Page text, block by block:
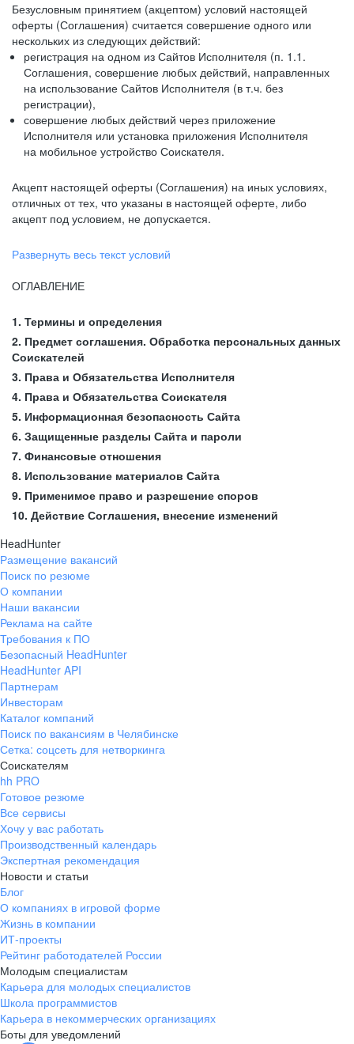
Безусловным принятием (акцептом) условий настоящей
оферты (Соглашения) считается совершение одного или
нескольких из следующих действий:
регистрация на одном из Сайтов Исполнителя (п. 1.1.
Соглашения, совершение любых действий, направленных
на использование Сайтов Исполнителя (в т.ч. без
регистрации),
совершение любых действий через приложение
Исполнителя или установка приложения Исполнителя
на мобильное устройство Соискателя.
Акцепт настоящей оферты (Соглашения) на иных условиях,
отличных от тех, что указаны в настоящей оферте, либо
акцепт под условием, не допускается.
Развернуть весь текст условий
ОГЛАВЛЕНИЕ
1. Термины и определения
2. Предмет соглашения. Обработка персональных данных
Соискателей
3. Права и Обязательства Исполнителя
4. Права и Обязательства Соискателя
5. Информационная безопасность Сайта
6. Защищенные разделы Сайта и пароли
7. Финансовые отношения
8. Использование материалов Сайта
9. Применимое право и разрешение споров
10. Действие Соглашения, внесение изменений
HeadHunter
Размещение вакансий
Поиск по резюме
О компании
Наши вакансии
Реклама на сайте
Требования к ПО
Безопасный HeadHunter
HeadHunter API
Партнерам
Инвесторам
Каталог компаний
Поиск по вакансиям в Челябинске
Сетка: соцсеть для нетворкинга
Соискателям
hh PRO
Готовое резюме
Все сервисы
Хочу у вас работать
Производственный календарь
Экспертная рекомендация
Новости и статьи
Блог
О компаниях в игровой форме
Жизнь в компании
ИТ-проекты
Рейтинг работодателей России
Молодым специалистам
Карьера для молодых специалистов
Школа программистов
Карьера в некоммерческих организациях
Боты для уведомлений